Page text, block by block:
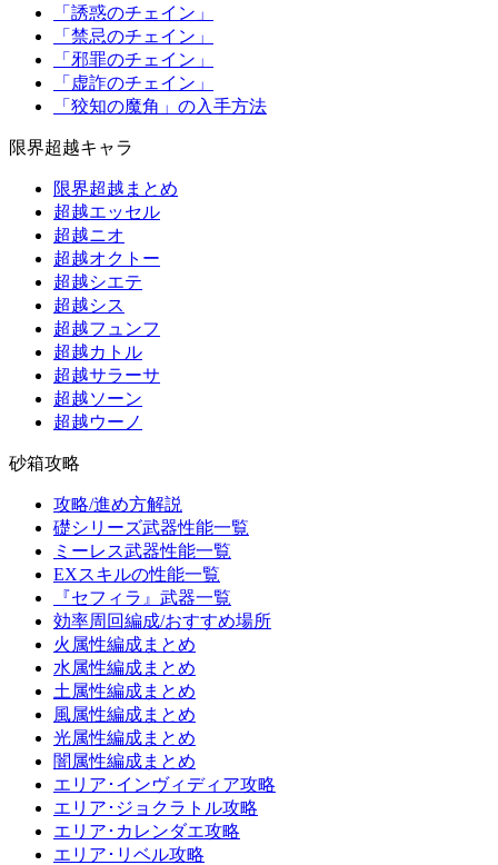
「誘惑のチェイン」
「禁忌のチェイン」
「邪罪のチェイン」
「虚詐のチェイン」
「狡知の魔角」の入手方法
限界超越キャラ
限界超越まとめ
超越エッセル
超越ニオ
超越オクトー
超越シエテ
超越シス
超越フュンフ
超越カトル
超越サラーサ
超越ソーン
超越ウーノ
砂箱攻略
攻略/進め方解説
礎シリーズ武器性能一覧
ミーレス武器性能一覧
EXスキルの性能一覧
『セフィラ』武器一覧
効率周回編成/おすすめ場所
火属性編成まとめ
水属性編成まとめ
土属性編成まとめ
風属性編成まとめ
光属性編成まとめ
闇属性編成まとめ
エリア･インヴィディア攻略
エリア･ジョクラトル攻略
エリア･カレンダエ攻略
エリア･リベル攻略